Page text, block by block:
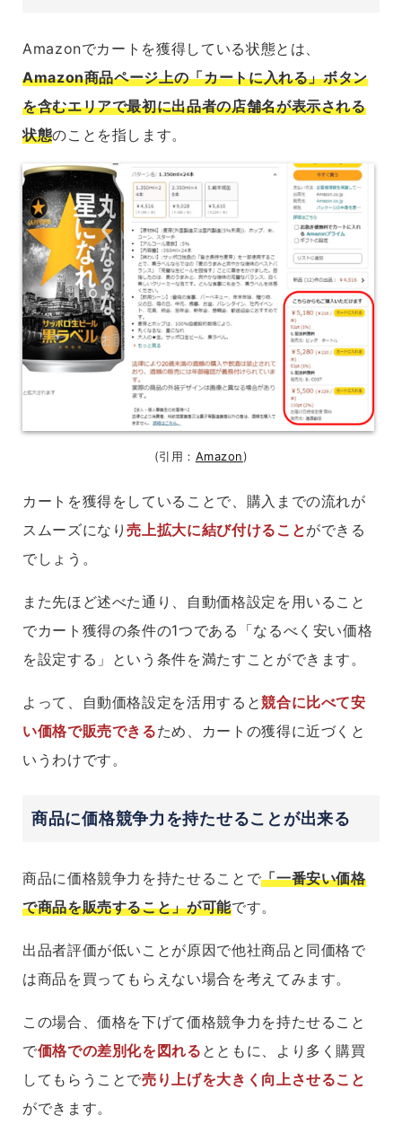
Amazonでカートを獲得している状態とは、
Amazon商品ページ上の「カートに入れる」ボタン
を含むエリアで最初に出品者の店舗名が表示される
状態のことを指します。
(引用： Amazon)
カートを獲得をしていることで、購入までの流れが
スムーズになり売上拡大に結び付けることができる
でしょう。
また先ほど述べた通り、自動価格設定を用いること
でカート獲得の条件の1つである「なるべく安い価格
を設定する」という条件を満たすことができます。
よって、自動価格設定を活用すると競合に比べて安
い価格で販売できるため、カートの獲得に近づくと
いうわけです。
商品に価格競争力を持たせることが出来る
商品に価格競争力を持たせることで「一番安い価格
で商品を販売すること」が可能です。
出品者評価が低いことが原因で他社商品と同価格で
は商品を買ってもらえない場合を考えてみます。
この場合、価格を下げて価格競争力を持たせること
で価格での差別化を図れる とともに、より多く購買
してもらうことで売り上げを大きく向上させること
ができます。